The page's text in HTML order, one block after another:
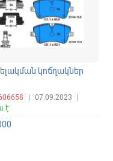
կոճղակներ
07.09.2023
է